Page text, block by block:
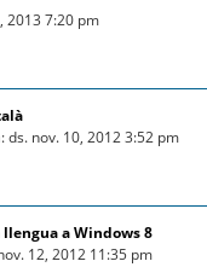
2013 7:20 pm
ds. nov. 10, 2012 3:52 pm
a Windows 8
12, 2012 11:35 pm